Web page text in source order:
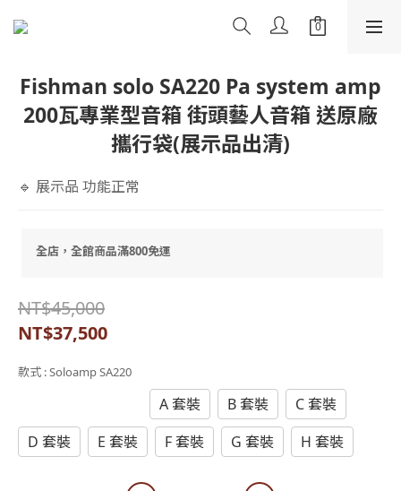
Fishman solo SA220 Pa system amp
200瓦專業型音箱 街頭藝人音箱 送原廠
攜行袋(展示品出清)
🔹 展示品 功能正常
全店，全館商品滿800免運
NT$45,000
NT$37,500
款式 : Soloamp SA220
A 套裝 B 套裝
C 套裝
D 套裝
E 套裝 F 套裝 G 套裝 H 套裝